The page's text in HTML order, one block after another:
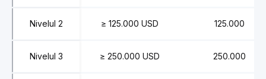
Nivelul 2 ≥ 125.000 USD 125.000
Nivelul 3 ≥ 250.000 USD 250.000